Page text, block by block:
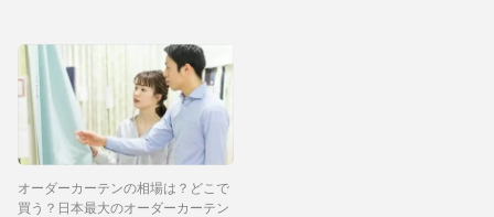
オーダーカーテンの相場は？どこで
買う？日本最大のオーダーカーテン